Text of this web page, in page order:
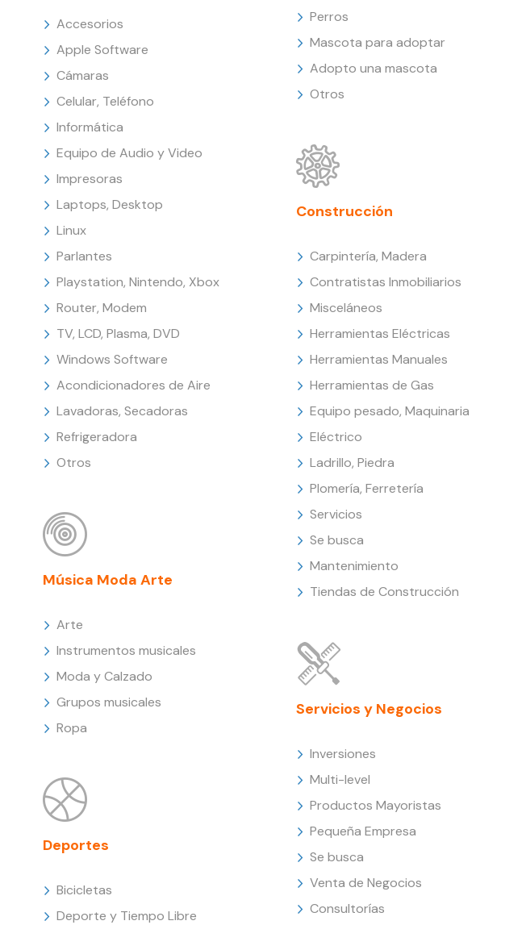
Accesorios
Apple Software
Cámaras
Celular, Teléfono
Informática
Equipo de Audio y Video
Impresoras
Laptops, Desktop
Linux
Parlantes
Playstation, Nintendo, Xbox
Router, Modem
TV, LCD, Plasma, DVD
Windows Software
Acondicionadores de Aire
Lavadoras, Secadoras
Refrigeradora
Otros
Música Moda Arte
Arte
Instrumentos musicales
Moda y Calzado
Grupos musicales
Ropa
Deportes
Bicicletas
Deporte y Tiempo Libre
Perros
Mascota para adoptar
Adopto una mascota
Otros
Construcción
Carpintería, Madera
Contratistas Inmobiliarios
Misceláneos
Herramientas Eléctricas
Herramientas Manuales
Herramientas de Gas
Equipo pesado, Maquinaria
Eléctrico
Ladrillo, Piedra
Plomería, Ferretería
Servicios
Se busca
Mantenimiento
Tiendas de Construcción
Servicios y Negocios
Inversiones
Multi-level
Productos Mayoristas
Pequeña Empresa
Se busca
Venta de Negocios
Consultorías